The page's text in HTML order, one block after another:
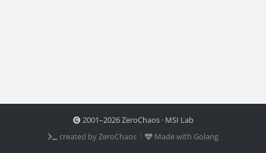
2001–2026 ZeroChaos · MSI Lab
created by ZeroChaos ⦙
Made with Golang